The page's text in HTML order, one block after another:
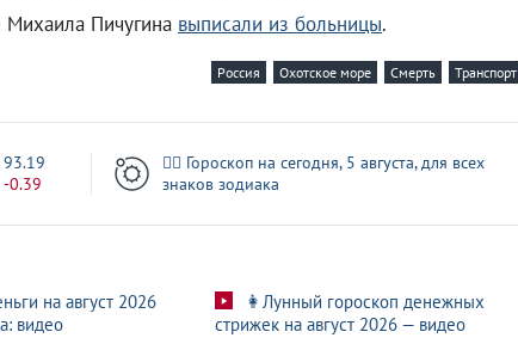
Пичугина выписали из больницы.
Россия Охотское море Смерть Транспорт
93.19
-0.39
🧙‍♀ Гороскоп на сегодня, 5 августа, для всех
знаков зодиака
на август 2026
видео
👩Лунный гороскоп денежных
стрижек на август 2026 — видео